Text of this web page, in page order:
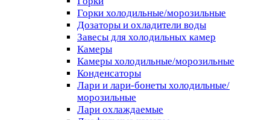
Горки холодильные/морозильные
Дозаторы и охладители воды
Завесы для холодильных камер
Камеры
Камеры холодильные/морозильные
Конденсаторы
Лари и лари-бонеты холодильные/
морозильные
Лари охлаждаемые